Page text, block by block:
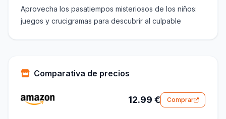
Aprovecha los pasatiempos misteriosos de los niños:
juegos y crucigramas para descubrir al culpable
Comparativa de precios
12.99 € Comprar